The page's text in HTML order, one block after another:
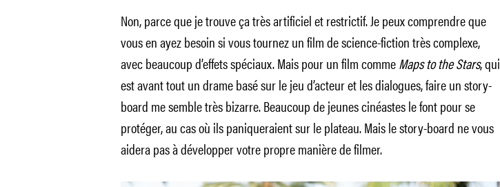
Non, parce que je trouve ça très artificiel et restrictif. Je peux comprendre que
vous en ayez besoin si vous tournez un film de science-fiction très complexe,
avec beaucoup d’effets spéciaux. Mais pour un film commeMaps to the Stars, qui
est avant tout un drame basé sur le jeu d’acteur et les dialogues, faire un story-
board me semble très bizarre. Beaucoup de jeunes cinéastes le font pour se
protéger, au cas où ils paniqueraient sur le plateau. Mais le story-board ne vous
aidera pas à développer votre propre manière de filmer.